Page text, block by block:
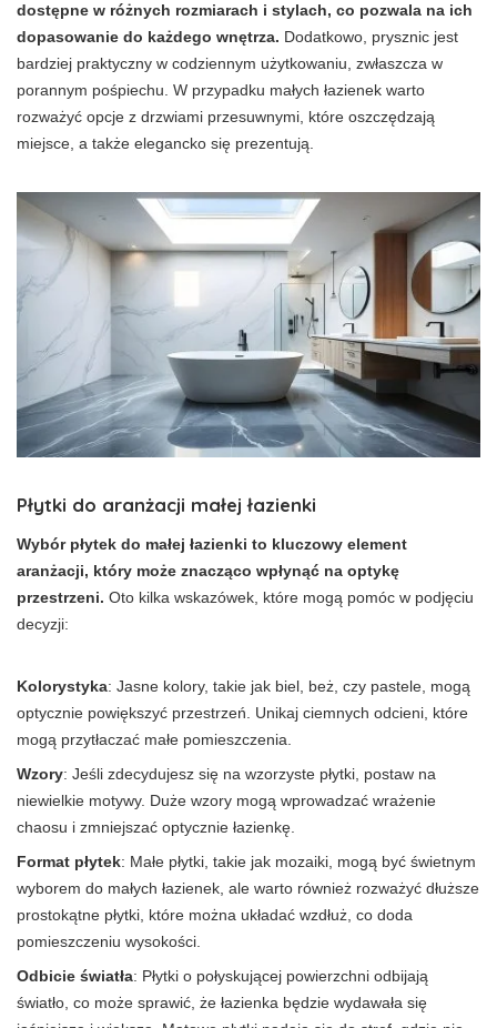
dostępne w różnych rozmiarach i stylach, co pozwala na ich
dopasowanie do każdego wnętrza. Dodatkowo, prysznic jest
bardziej praktyczny w codziennym użytkowaniu, zwłaszcza w
porannym pośpiechu. W przypadku małych łazienek warto
rozważyć opcje z drzwiami przesuwnymi, które oszczędzają
miejsce, a także elegancko się prezentują.
Płytki do aranżacji małej łazienki
Wybór płytek do małej łazienki to kluczowy element
aranżacji, który może znacząco wpłynąć na optykę
przestrzeni. Oto kilka wskazówek, które mogą pomóc w podjęciu
decyzji:
Kolorystyka: Jasne kolory, takie jak biel, beż, czy pastele, mogą
optycznie powiększyć przestrzeń. Unikaj ciemnych odcieni, które
mogą przytłaczać małe pomieszczenia.
Wzory: Jeśli zdecydujesz się na wzorzyste płytki, postaw na
niewielkie motywy. Duże wzory mogą wprowadzać wrażenie
chaosu i zmniejszać optycznie łazienkę.
Format płytek: Małe płytki, takie jak mozaiki, mogą być świetnym
wyborem do małych łazienek, ale warto również rozważyć dłuższe
prostokątne płytki, które można układać wzdłuż, co doda
pomieszczeniu wysokości.
Odbicie światła: Płytki o połyskującej powierzchni odbijają
światło, co może sprawić, że łazienka będzie wydawała się